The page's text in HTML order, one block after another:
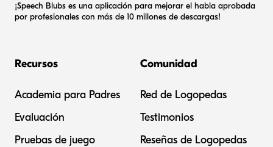
¡Speech Blubs es una aplicación para mejorar el habla aprobada
por profesionales con más de 10 millones de descargas!
Recursos
Academia para Padres
Evaluación
Pruebas de juego
Comunidad
Red de Logopedas
Testimonios
Reseñas de Logopedas